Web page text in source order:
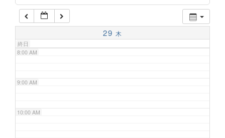
29 木
終日
7:00 AM
8:00 AM
9:00 AM
10:00 AM